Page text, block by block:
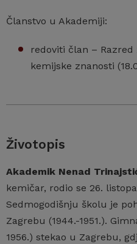
Članstvo u Akademiji:
redoviti član –
kemijske znanosti
Životopis
Akademik Nenad
kemičar, rodio se 26.
Sedmogodišnju školu je
Zagrebu (1944.-1951.).
1956.) stekao u Zagrebu,